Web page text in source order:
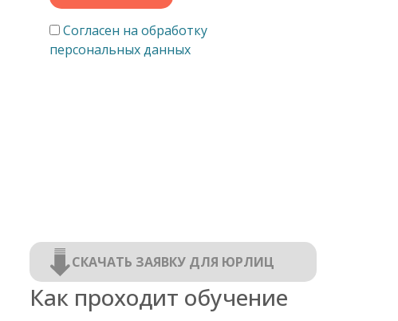
Согласен на обработку
персональных данных
СКАЧАТЬ ЗАЯВКУ ДЛЯ ЮРЛИЦ
Как проходит обучение